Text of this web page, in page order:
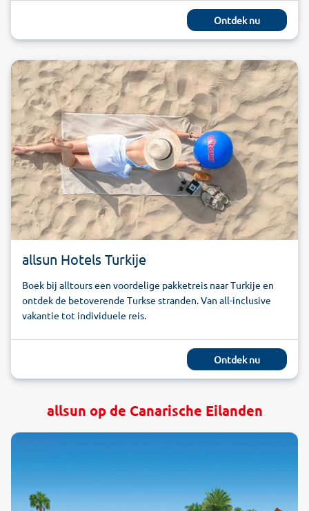
Ontdek nu
allsun Hotels Turkije
Boek bij alltours een voordelige pakketreis naar Turkije en
ontdek de betoverende Turkse stranden. Van all-inclusive
vakantie tot individuele reis.
Ontdek nu
allsun op de Canarische Eilanden